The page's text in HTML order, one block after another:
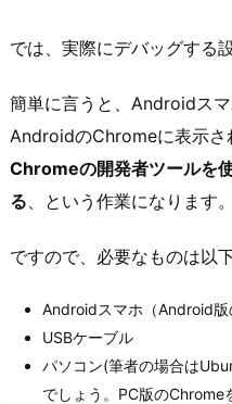
では、実際にデバッグする
簡単に言うと、Androidス
AndroidのChromeに表示さ
Chromeの開発者ツールを
る、という作業になります。
ですので、必要なものは以
Androidスマホ（Android版
USBケーブル
パソコン(筆者の場合は
でしょう。PC版のChrome